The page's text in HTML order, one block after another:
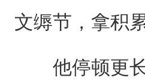
文缛节，拿积
他停顿更长